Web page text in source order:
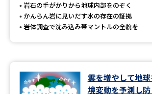
岩石の手がかりから地球内部をのぞく
かんらん岩に見いだす水の存在の証拠
岩体調査で沈み込み帯マントルの全貌を
雲を増やして地
境変動を予測し